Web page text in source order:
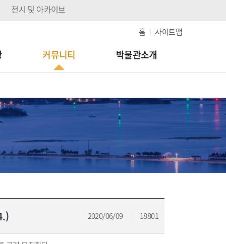
전시 및 아카이브
홈 사이트맵
커뮤니티 박물관소개
2020/06/09 18801